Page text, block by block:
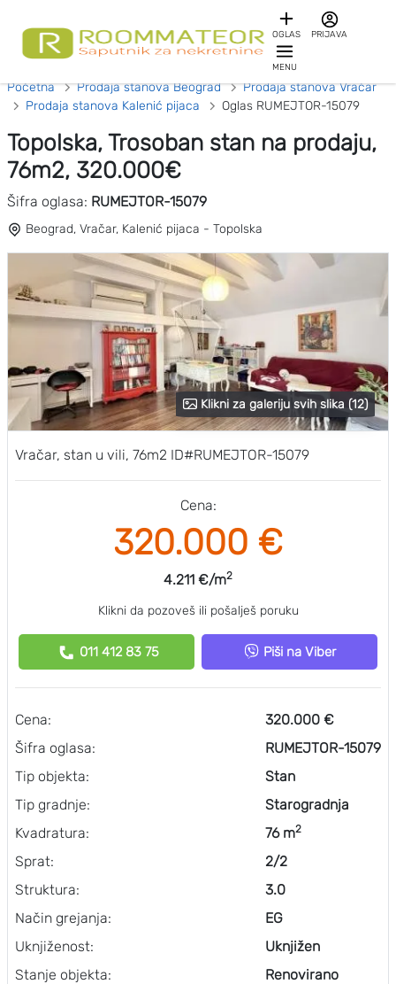
OGLAS PRIJAVA
MENU
Početna Prodaja stanova Beograd
Prodaja stanova Vračar
Prodaja stanova Kalenić pijaca
Oglas RUMEJTOR-15079
Topolska, Trosoban stan na prodaju,
76m2, 320.000€
Šifra oglasa: RUMEJTOR-15079
Beograd, Vračar, Kalenić pijaca - Topolska
Klikni za galeriju svih slika (12)
Vračar, stan u vili, 76m2 ID#RUMEJTOR-15079
Cena:
320.000 €
4.211 €/m2
Klikni da pozoveš ili pošalješ poruku
011 412 83 75 Piši na Viber
Cena:
Šifra oglasa:
Tip objekta:
Tip gradnje:
Kvadratura:
Sprat:
Struktura:
Način grejanja:
Uknjiženost:
Stanje objekta:
320.000 €
RUMEJTOR-15079
Stan
Starogradnja
76 m2
2/2
3.0
EG
Uknjižen
Renovirano